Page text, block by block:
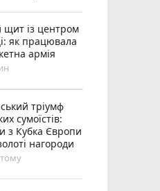
щит із центром
як працювала
армія
тріумф
сумоїстів:
з Кубка Європи
нагороди